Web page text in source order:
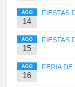
AGO
14
FIESTAS
AGO
15
FIESTAS
AGO
16
FERIA DE